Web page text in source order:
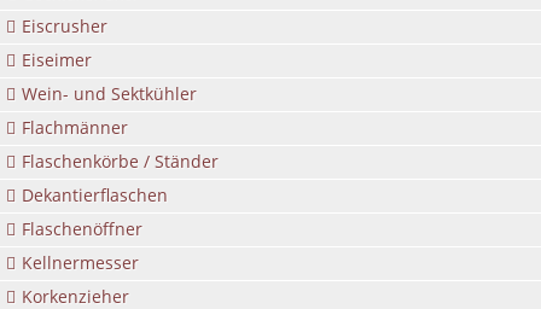
Eiscrusher
Eiseimer
Wein- und Sektkühler
Flachmänner
Flaschenkörbe / Ständer
Dekantierflaschen
Flaschenöffner
Kellnermesser
Korkenzieher